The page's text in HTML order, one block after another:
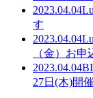
2023.04.04
す
2023.04.04
（金）お申
2023.04.04
27日(木)開